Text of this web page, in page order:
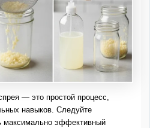
— это простой процесс,
навыков. Следуйте
максимально эффективный